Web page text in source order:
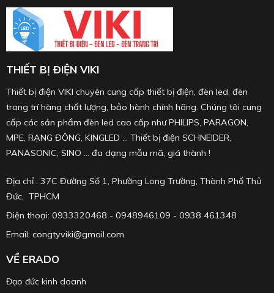
THIẾT BỊ ĐIỆN VIKI
Thiết bị điện VIKI chuyên cung cấp thiết bị điện, đèn led, đèn
trang trí hàng chất lượng, bảo hành chính hãng. Chúng tôi cung
cấp các sản phẩm đèn led cao cấp như PHILIPS, PARAGON,
MPE, RẠNG ĐÔNG, KINGLED ... Thiết bị điện SCHNEIDER,
PANASONIC, SINO ... đa dạng mẫu mã, giá thành !
Địa chỉ : 37C Đường Số 1, Phường Long Trường, Thành Phố Thủ
Đức, TPHCM
Điện thoại: 0933320468 - 0948946109 - 0938 461348
Email: congtyviki@gmail.com
VỀ ERADO
Đạo đức kinh doanh